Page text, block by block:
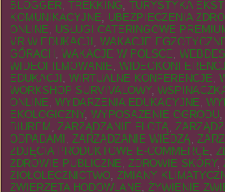
BLOGGER, TREKKING, TURYSTYKA
KOMUNIKACYJNE, UBEZPIECZENIA
ONLINE, USŁUGI CATERINGOWE
VR W EDUKACJI , WAKACJE
GÓRACH , WAKACJE W POLSCE,
WIDEOFILMOWANIE,
EDUKACJI , WIRTUALNE KONFERENCJE,
WORKSHOP SURVIVALOWY,
ONLINE, WYDARZENIA EDUKACYJNE,
EKOLOGICZNY, WYPOSAŻENIE OGRODU,
BIUREM , ZARZĄDZANIE FLOTĄ,
ODPADAMI , ZARZĄDZANIE WIEDZĄ,
ZDJĘCIA PRODUKTOWE E-COMMERCE,
ZDROWIE PUBLICZNE, ZDROWIE SKÓRY,
ZIOŁOLECZNICTWO, ZMIANY
ZWIERZĘTA HODOWLANE, ŻYWIENIE